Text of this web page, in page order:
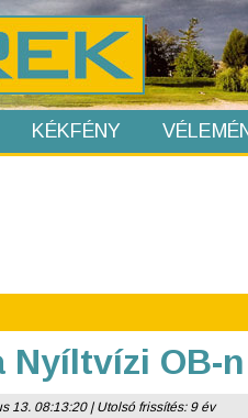
KÉKFÉNY
Nyíltvízi OB-n
13. 08:13:20 | Utolsó frissítés: 9 év